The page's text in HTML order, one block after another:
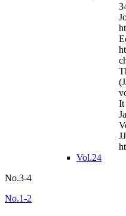
It
Vol.24
No.3-4
No.1-2